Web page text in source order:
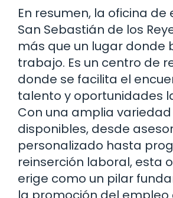
En resumen, la oficina de
San Sebastián de los
más que un lugar donde
trabajo. Es un centro de
donde se facilita el
talento y oportunidades
Con una amplia
disponibles, desde
personalizado hasta
reinserción laboral, esta
erige como un pilar